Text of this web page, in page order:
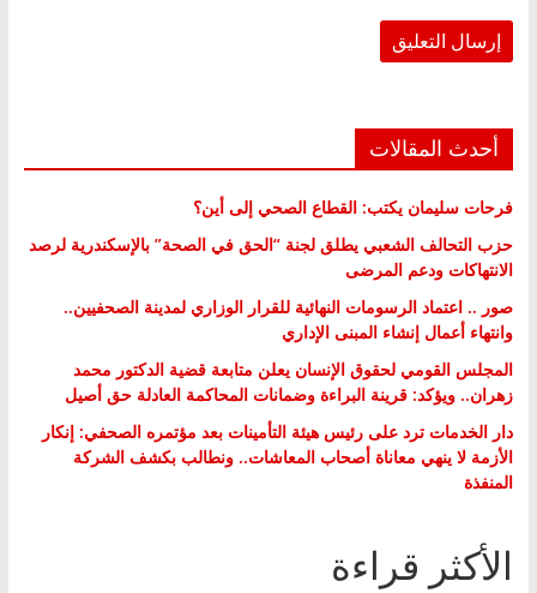
أحدث المقالات
فرحات سليمان يكتب: القطاع الصحي إلى أين؟
حزب التحالف الشعبي يطلق لجنة “الحق في الصحة” بالإسكندرية لرصد
الانتهاكات ودعم المرضى
صور .. اعتماد الرسومات النهائية للقرار الوزاري لمدينة الصحفيين..
وانتهاء أعمال إنشاء المبنى الإداري
المجلس القومي لحقوق الإنسان يعلن متابعة قضية الدكتور محمد
زهران.. ويؤكد: قرينة البراءة وضمانات المحاكمة العادلة حق أصيل
دار الخدمات ترد على رئيس هيئة التأمينات بعد مؤتمره الصحفي: إنكار
الأزمة لا ينهي معاناة أصحاب المعاشات.. ونطالب بكشف الشركة
المنفذة
الأكثر قراءة